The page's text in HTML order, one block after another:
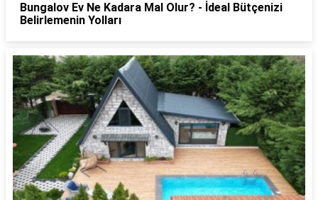
Bungalov Ev Ne Kadara Mal Olur? - İdeal Bütçenizi
Belirlemenin Yolları